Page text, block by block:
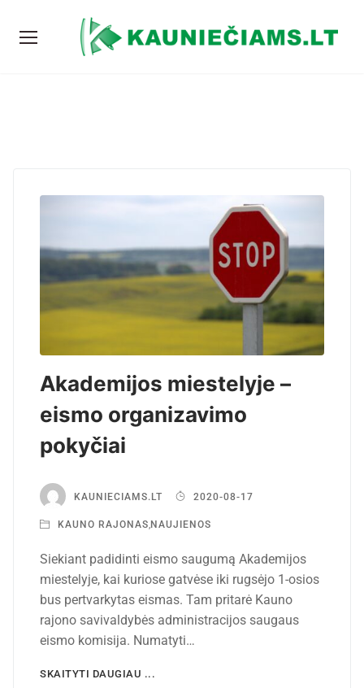
Akademijos miestelyje –
eismo organizavimo
pokyčiai
KAUNIECIAMS.LT 2020-08-17
KAUNO RAJONAS,NAUJIENOS
Siekiant padidinti eismo saugumą Akademijos
miestelyje, kai kuriose gatvėse iki rugsėjo 1-osios
bus pertvarkytas eismas. Tam pritarė Kauno
rajono savivaldybės administracijos saugaus
eismo komisija. Numatyti…
SKAITYTI DAUGIAU ...